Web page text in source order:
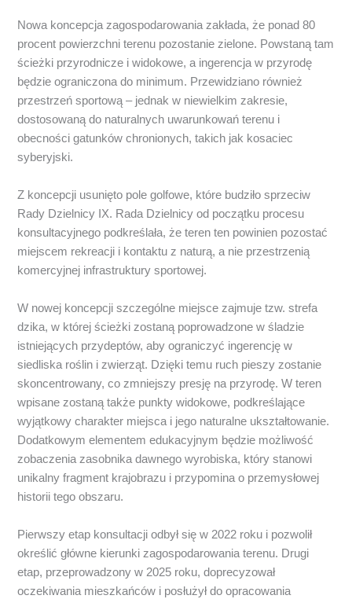
Nowa koncepcja zagospodarowania zakłada, że ponad 80
procent powierzchni terenu pozostanie zielone. Powstaną tam
ścieżki przyrodnicze i widokowe, a ingerencja w przyrodę
będzie ograniczona do minimum. Przewidziano również
przestrzeń sportową – jednak w niewielkim zakresie,
dostosowaną do naturalnych uwarunkowań terenu i
obecności gatunków chronionych, takich jak kosaciec
syberyjski.
Z koncepcji usunięto pole golfowe, które budziło sprzeciw
Rady Dzielnicy IX. Rada Dzielnicy od początku procesu
konsultacyjnego podkreślała, że teren ten powinien pozostać
miejscem rekreacji i kontaktu z naturą, a nie przestrzenią
komercyjnej infrastruktury sportowej.
W nowej koncepcji szczególne miejsce zajmuje tzw. strefa
dzika, w której ścieżki zostaną poprowadzone w śladzie
istniejących przydeptów, aby ograniczyć ingerencję w
siedliska roślin i zwierząt. Dzięki temu ruch pieszy zostanie
skoncentrowany, co zmniejszy presję na przyrodę. W teren
wpisane zostaną także punkty widokowe, podkreślające
wyjątkowy charakter miejsca i jego naturalne ukształtowanie.
Dodatkowym elementem edukacyjnym będzie możliwość
zobaczenia zasobnika dawnego wyrobiska, który stanowi
unikalny fragment krajobrazu i przypomina o przemysłowej
historii tego obszaru.
Pierwszy etap konsultacji odbył się w 2022 roku i pozwolił
określić główne kierunki zagospodarowania terenu. Drugi
etap, przeprowadzony w 2025 roku, doprecyzował
oczekiwania mieszkańców i posłużył do opracowania